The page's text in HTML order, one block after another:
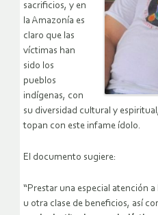
sacrificios, y en
la Amazonía es
claro que las
víctimas han
sido los
pueblos
indígenas, con
su diversidad cultural y
topan con este infame ídolo.
El documento sugiere:
“Prestar una especial atención
u otra clase de beneficios, así